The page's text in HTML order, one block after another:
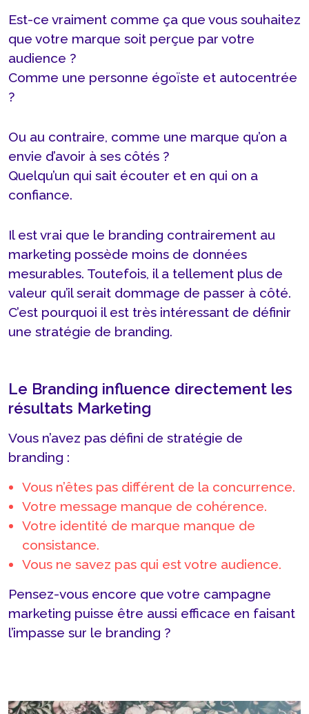
Est-ce vraiment comme ça que vous souhaitez
que votre marque soit perçue par votre
audience ?
Comme une personne égoïste et autocentrée
?
Ou au contraire, comme une marque qu’on a
envie d’avoir à ses côtés ?
Quelqu’un qui sait écouter et en qui on a
confiance.
Il est vrai que le branding contrairement au
marketing possède moins de données
mesurables. Toutefois, il a tellement plus de
valeur qu’il serait dommage de passer à côté.
C’est pourquoi il est très intéressant de définir
une stratégie de branding.
Le Branding influence directement les
résultats Marketing
Vous n’avez pas défini de stratégie de
branding :
Vous n’êtes pas différent de la concurrence.
Votre message manque de cohérence.
Votre identité de marque manque de
consistance.
Vous ne savez pas qui est votre audience.
Pensez-vous encore que votre campagne
marketing puisse être aussi efficace en faisant
l’impasse sur le branding ?